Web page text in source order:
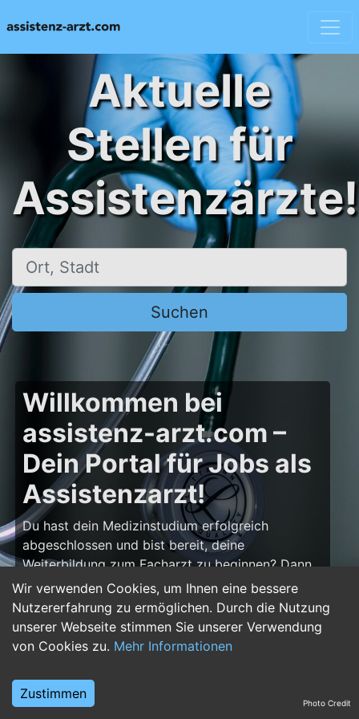
Wir verwenden Cookies, um Ihnen eine bessere
Nutzererfahrung zu ermöglichen. Durch die Nutzung
unserer Webseite stimmen Sie unserer Verwendung
von Cookies zu. Mehr Informationen
Zustimmen
Aktuelle
Stellen für
Assistenzärzte!
Ort, Stadt
Suchen
Willkommen bei
assistenz-arzt.com –
Dein Portal für Jobs als
Assistenzarzt!
Du hast dein Medizinstudium erfolgreich
abgeschlossen und bist bereit, deine
Weiterbildung zum Facharzt zu beginnen? Dann
bist du aufassistenz-arzt.comgenau richtig!
Hier findest du zahlreiche Stellenangebote für
Assistenzärzte in allen Fachrichtungen – von der
Inneren Medizin über die Chirurgie bis hin zur
deine Karriere im Arztberuf und finde die
passende Klinik oder Praxis für deinen nächstenPhoto Credit